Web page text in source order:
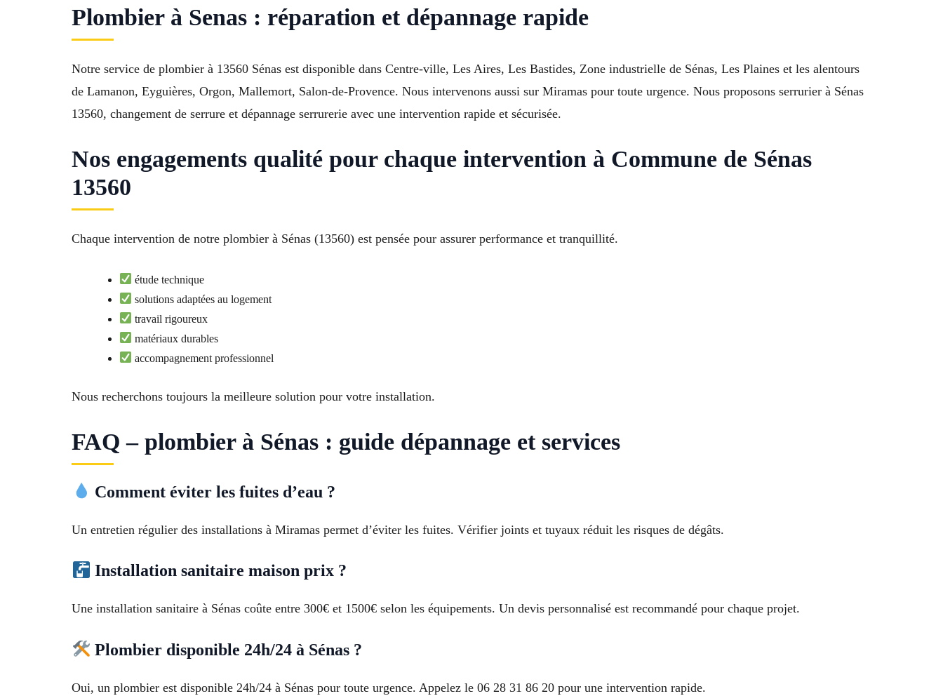
Plombier à Senas : réparation et dépannage rapide
Notre service de plombier à 13560 Sénas est disponible dans Centre-ville, Les Aires, Les Bastides, Zone industrielle de Sénas, Les Plaines et les alentours
de Lamanon, Eyguières, Orgon, Mallemort, Salon-de-Provence. Nous intervenons aussi sur Miramas pour toute urgence. Nous proposons serrurier à Sénas
13560, changement de serrure et dépannage serrurerie avec une intervention rapide et sécurisée.
Nos engagements qualité pour chaque intervention à Commune de Sénas
13560
Chaque intervention de notre plombier à Sénas (13560) est pensée pour assurer performance et tranquillité.
étude technique
solutions adaptées au logement
travail rigoureux
matériaux durables
accompagnement professionnel
Nous recherchons toujours la meilleure solution pour votre installation.
FAQ – plombier à Sénas : guide dépannage et services
Comment éviter les fuites d’eau ?
Un entretien régulier des installations à Miramas permet d’éviter les fuites. Vérifier joints et tuyaux réduit les risques de dégâts.
Installation sanitaire maison prix ?
Une installation sanitaire à Sénas coûte entre 300€ et 1500€ selon les équipements. Un devis personnalisé est recommandé pour chaque projet.
Plombier disponible 24h/24 à Sénas ?
Oui, un plombier est disponible 24h/24 à Sénas pour toute urgence. Appelez le 06 28 31 86 20 pour une intervention rapide.